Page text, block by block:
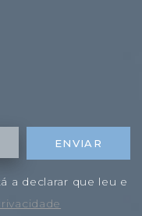
ENVIAR
a declarar que leu e